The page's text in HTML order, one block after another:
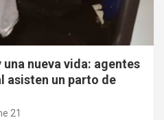
nueva vida: agentes
asisten un parto de
21